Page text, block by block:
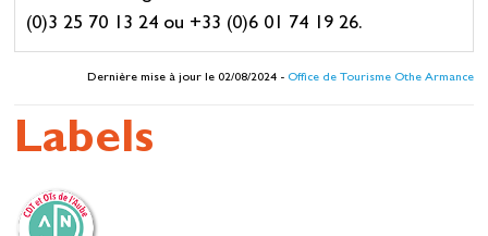
(0)3 25 70 13 24 ou +33 (0)6 01 74 19 26.
Dernière mise à jour le 02/08/2024 - Office de Tourisme Othe Armance
Labels